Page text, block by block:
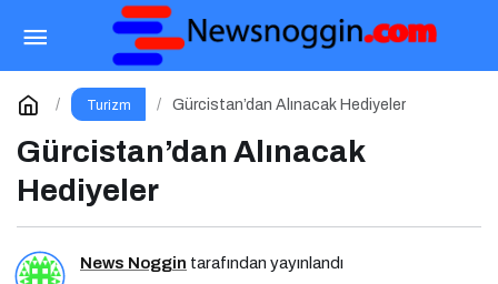
Turizm Gürcistan’dan Alınacak Hediyeler
Gürcistan’dan Alınacak
Hediyeler
News Noggin tarafından yayınlandı
Giessen’de Gezilecek Yerler
Yorum Yap